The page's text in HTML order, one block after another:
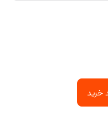
خرید